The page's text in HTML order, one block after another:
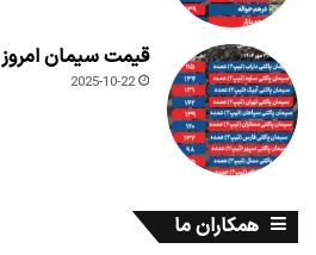
قیمت سیمان امروز 30 مهر 1404 + جدول
2025-10-22
همکاران ما